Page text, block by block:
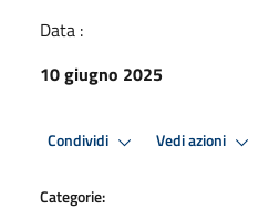
Data :
10 giugno 2025
Condividi Vedi azioni
Categorie: